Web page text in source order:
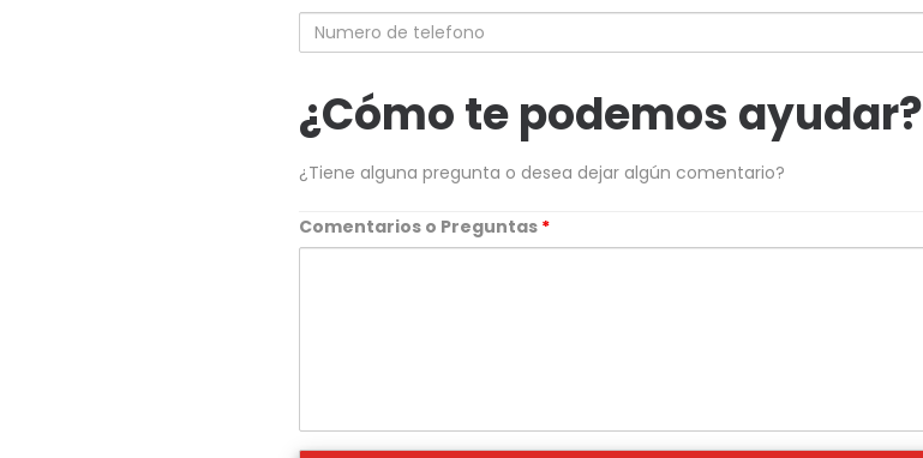
Numero
de
¿Cómo te podemos ayudar?
¿Tiene alguna pregunta o desea dejar algún comentario?
Comentarios o Preguntas *